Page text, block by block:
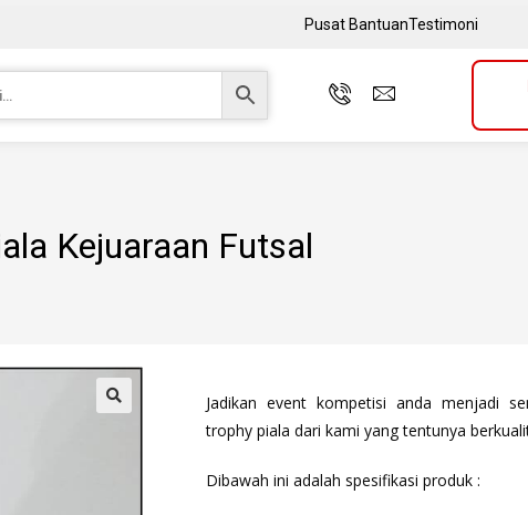
Pusat BantuanTestimoni
Kejuaraan Futsal
Jadikan event kompetisi anda menjadi
trophy piala dari kami yang tentunya
Dibawah ini adalah spesifikasi produk :